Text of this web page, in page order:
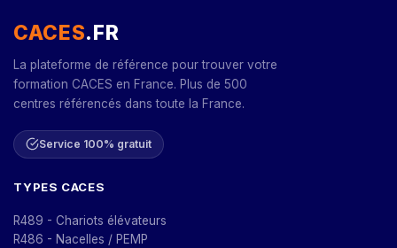
CACES.FR
La plateforme de référence pour trouver votre
formation CACES en France. Plus de 500
centres référencés dans toute la France.
Service 100% gratuit
TYPES CACES
R489 - Chariots élévateurs
R486 - Nacelles / PEMP